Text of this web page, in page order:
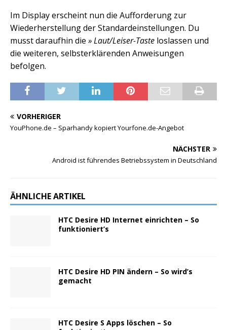
Im Display erscheint nun die Aufforderung zur
Wiederherstellung der Standardeinstellungen. Du
musst daraufhin die » Laut/Leiser-Taste loslassen und
die weiteren, selbsterklärenden Anweisungen
befolgen.
VORHERIGER
YouPhone.de – Sparhandy kopiert Yourfone.de-Angebot
NÄCHSTER
Android ist führendes Betriebssystem in Deutschland
ÄHNLICHE ARTIKEL
HTC Desire HD Internet einrichten – So
funktioniert’s
HTC Desire HD PIN ändern – So wird’s
gemacht
HTC Desire S Apps löschen – So